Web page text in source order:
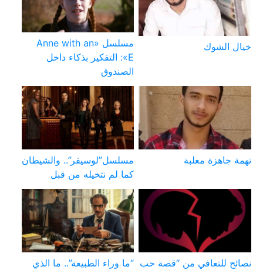
خيال الشوك
مسلسل «Anne with an
E»: التفكير بذكاء داخل
الصندوق
تهمة جاهزة معلبة
مسلسل”لوسيفر”.. والشيطان
كما لم نتخيله من قبل
نصائح للتعافي من “قصة حب “ما وراء الطبيعة”.. ما الذي